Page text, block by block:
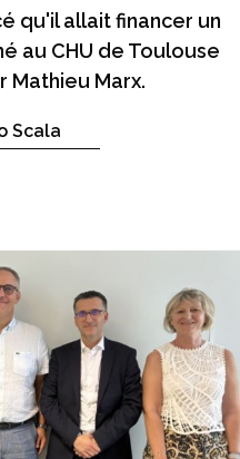
qu'il allait financer un
au CHU de Toulouse
Mathieu Marx.
Scala